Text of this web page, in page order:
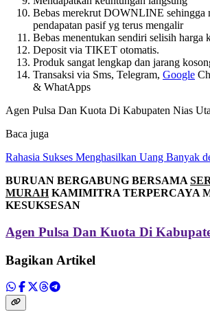
Bebas merekrut DOWNLINE sehingga
pendapatan pasif yg terus mengalir
Bebas menentukan sendiri selisih harga
Deposit via TIKET otomatis.
Produk sangat lengkap dan jarang
Transaksi via Sms, Telegram, Google
& WhatApps
Agen Pulsa Dan Kuota Di Kabupaten Nias
Baca juga
Rahasia Sukses Menghasilkan Uang Banyak
BURUAN BERGABUNG BERSAMA
MURAHKAMIMITRA TERPERCAYA
KESUKSESAN
Agen Pulsa Dan Kuota Di
Bagikan Artikel